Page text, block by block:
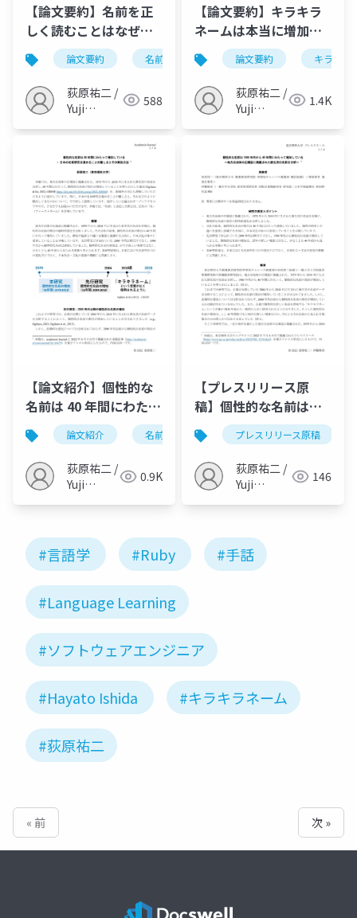
【論文要約】名前を正
しく読むことはなぜ難
しいのか（荻原, 2022,
人文×社会）
論文要約 名前 言語学 漢字
荻原祐二 /
Yuji
588
【論文要約】キラキラ
ネームは本当に増加し
ているのか？（荻原,
2022, 人間環境学研
究）
論文要約 キラキラ
荻原祐二 /
Yuji
1.4K
【論文紹介】個性的な
名前は 40 年間にわたっ
て増加している - 日本
の名前研究を進めるこ
との難しさとその解決
方法（Ogihara & Ito,
2022, CRESP）
論文紹介 名前 心理学 言語学
荻原祐二 /
Yuji
0.9K
【プレスリリース原
稿】個性的な名前は
1980年代から40年間に
わたって増加している
～地方自治体の広報誌
に掲載された新生児の
名前を分析～
2022, CRESP）
プレスリリース原稿
荻原祐二 /
Yuji
146
#言語学 #Ruby #手話
#Language Learning
#ソフトウェアエンジニア
#Hayato Ishida #キラキラネーム
#荻原祐二
« 前 次 »